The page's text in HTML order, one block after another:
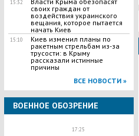
15:32
своих граждан от
воздействия украинского
вещания, которое пытается
начать Киев
15:10
Киев изменил планы по
ракетным стрельбам из-за
трусости: в Крыму
рассказали истинные
причины
ВСЕ НОВОСТИ »
ВОЕННОЕ ОБОЗРЕНИЕ
17:25